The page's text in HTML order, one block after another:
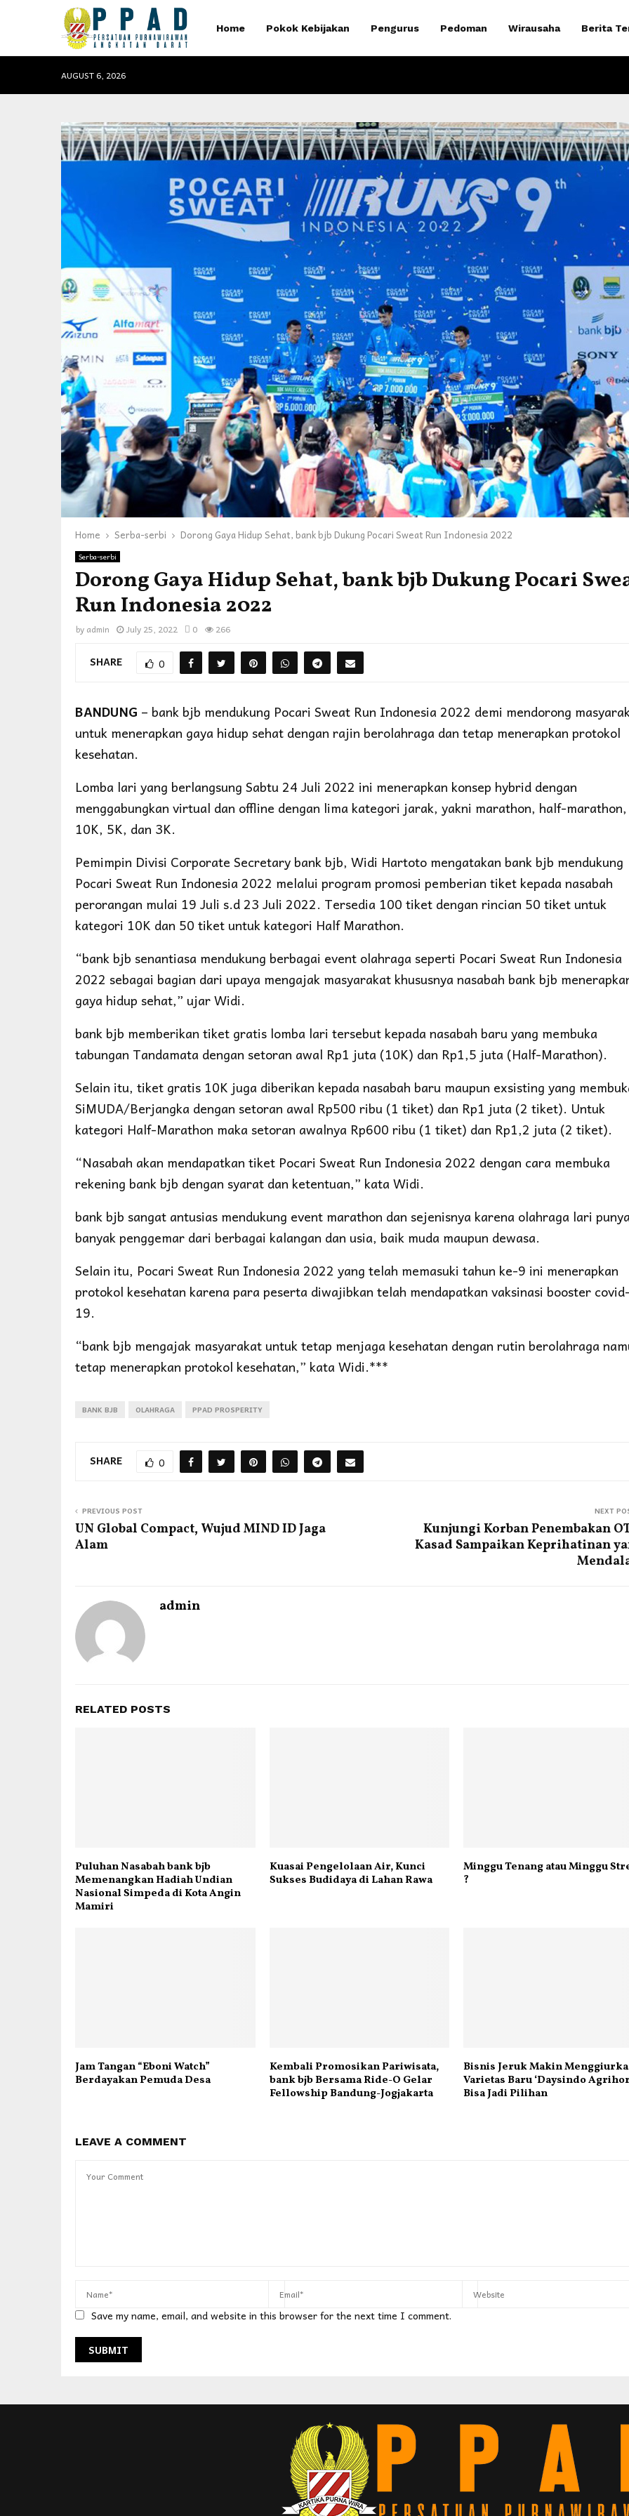
Home Pokok Kebijakan Pengurus Pedoman Wirausaha Berita
AUGUST 6, 2026
Home Serba-serbi Dorong Gaya Hidup Sehat, bank bjb Dukung Pocari Sweat Run Indonesia 2022
Serba-serbi
Dorong Gaya Hidup Sehat, bank bjb Dukung Pocari
Run Indonesia 2022
by admin July 25, 2022 0 266
SHARE 0
BANDUNG – bank bjb mendukung Pocari Sweat Run Indonesia 2022 demi mendorong
untuk menerapkan gaya hidup sehat dengan rajin berolahraga dan tetap menerapkan protokol
kesehatan.
Lomba lari yang berlangsung Sabtu 24 Juli 2022 ini menerapkan konsep hybrid dengan
menggabungkan virtual dan offline dengan lima kategori jarak, yakni marathon, half-marathon,
10K, 5K, dan 3K.
Pemimpin Divisi Corporate Secretary bank bjb, Widi Hartoto mengatakan bank bjb mendukung
Pocari Sweat Run Indonesia 2022 melalui program promosi pemberian tiket kepada nasabah
perorangan mulai 19 Juli s.d 23 Juli 2022. Tersedia 100 tiket dengan rincian 50 tiket untuk
kategori 10K dan 50 tiket untuk kategori Half Marathon.
“bank bjb senantiasa mendukung berbagai event olahraga seperti Pocari Sweat Run Indonesia
2022 sebagai bagian dari upaya mengajak masyarakat khususnya nasabah bank bjb
gaya hidup sehat,” ujar Widi.
bank bjb memberikan tiket gratis lomba lari tersebut kepada nasabah baru yang membuka
tabungan Tandamata dengan setoran awal Rp1 juta (10K) dan Rp1,5 juta (Half-Marathon).
Selain itu, tiket gratis 10K juga diberikan kepada nasabah baru maupun exsisting yang
SiMUDA/Berjangka dengan setoran awal Rp500 ribu (1 tiket) dan Rp1 juta (2 tiket). Untuk
kategori Half-Marathon maka setoran awalnya Rp600 ribu (1 tiket) dan Rp1,2 juta (2 tiket).
“Nasabah akan mendapatkan tiket Pocari Sweat Run Indonesia 2022 dengan cara membuka
rekening bank bjb dengan syarat dan ketentuan,” kata Widi.
bank bjb sangat antusias mendukung event marathon dan sejenisnya karena olahraga lari
banyak penggemar dari berbagai kalangan dan usia, baik muda maupun dewasa.
Selain itu, Pocari Sweat Run Indonesia 2022 yang telah memasuki tahun ke-9 ini menerapkan
protokol kesehatan karena para peserta diwajibkan telah mendapatkan vaksinasi booster
19.
“bank bjb mengajak masyarakat untuk tetap menjaga kesehatan dengan rutin berolahraga
tetap menerapkan protokol kesehatan,” kata Widi.***
BANK BJB OLAHRAGA PPAD PROSPERITY
SHARE 0
PREVIOUS POST
UN Global Compact, Wujud MIND ID Jaga
Alam
NEXT
Kunjungi Korban Penembakan
Kasad Sampaikan Keprihatinan
admin
RELATED POSTS
Puluhan Nasabah bank bjb
Memenangkan Hadiah Undian
Nasional Simpeda di Kota Angin
Mamiri
Kuasai Pengelolaan Air, Kunci
Sukses Budidaya di Lahan Rawa
Minggu Tenang atau Minggu
?
Jam Tangan “Eboni Watch”
Berdayakan Pemuda Desa
Kembali Promosikan Pariwisata,
bank bjb Bersama Ride-O Gelar
Fellowship Bandung-Jogjakarta
Bisnis Jeruk Makin
Varietas Baru ‘Daysindo
Bisa Jadi Pilihan
LEAVE A COMMENT
Save my name, email, and website in this browser for the next time I comment.